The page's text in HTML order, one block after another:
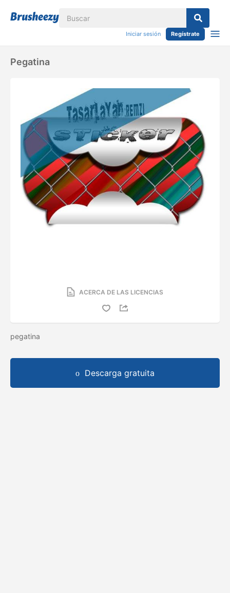
Iniciar sesión Regístrate
Pegatina
ACERCA DE LAS LICENCIAS
pegatina
Descarga gratuita